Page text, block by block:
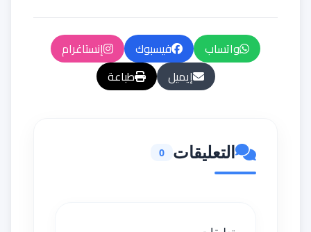
واتساب فيسبوك
إنستاغرام
إيميل
طباعة
التعليقات 0